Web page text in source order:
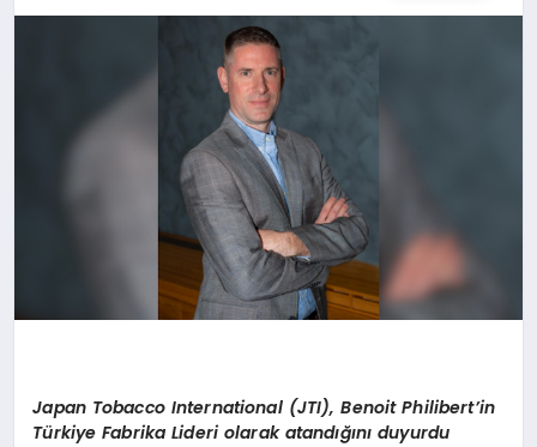
Japan TobaccoInternational (JTI), BenoitPhilibert’in
Türkiye Fabrika Lideri olarak atandığını duyurdu